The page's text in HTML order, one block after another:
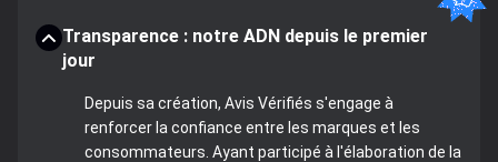
Transparence : notre ADN depuis le premier
jour
Depuis sa création, Avis Vérifiés s'engage à
renforcer la confiance entre les marques et les
consommateurs. Ayant participé à l'élaboration de la